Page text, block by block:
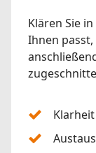
Klären Sie
Ihnen